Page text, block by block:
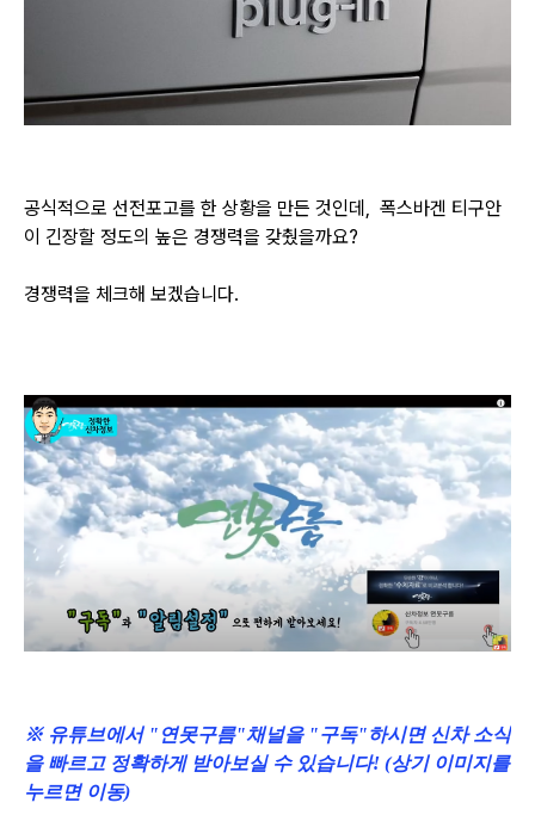
공식적으로 선전포고를 한 상황을 만든 것인데, 폭스바겐 티구안
이 긴장할 정도의 높은 경쟁력을 갖췄을까요?
경쟁력을 체크해 보겠습니다.
※ 유튜브에서 "연못구름"채널을 "구독"하시면 신차 소식
을 빠르고 정확하게 받아보실 수 있습니다! (상기 이미지를
누르면 이동)